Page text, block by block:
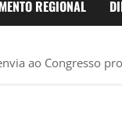
REGIONAL
ao Congresso